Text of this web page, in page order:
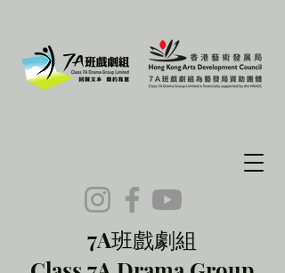
7A班戲劇組